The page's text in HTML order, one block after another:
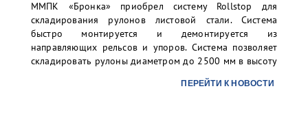
ММПК «Бронка» приобрел систему Rollstop для
складирования рулонов листовой стали. Система
быстро монтируется и демонтируется из
направляющих рельсов и упоров. Система позволяет
складировать рулоны диаметром до 2500 мм в высоту
хранение существенно повысит уровень безопасности
ПЕРЕЙТИ К НОВОСТИ